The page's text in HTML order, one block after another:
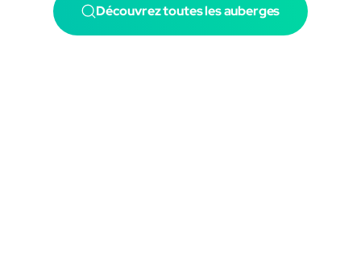
Découvrez toutes les auberges